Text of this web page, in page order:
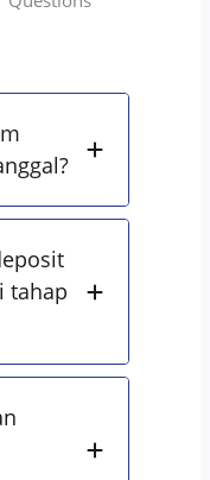
tahap